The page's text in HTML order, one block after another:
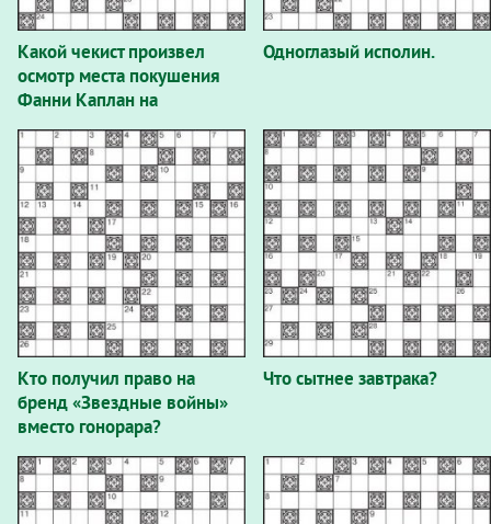
Какой чекист произвел
осмотр места покушения
Фанни Каплан на
Владимира Ленина?
Одноглазый исполин.
Кто получил право на
бренд «Звездные войны»
вместо гонорара?
Что сытнее завтрака?